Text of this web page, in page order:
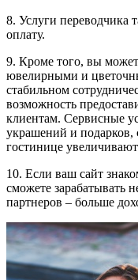
8. Услуги переводчика
оплату.
9. Кроме того, вы
ювелирными и
стабильном
возможность
клиентам. Сервисные
украшений и подарков,
гостинице
10. Если ваш сайт
сможете зарабатывать
партнеров – больше